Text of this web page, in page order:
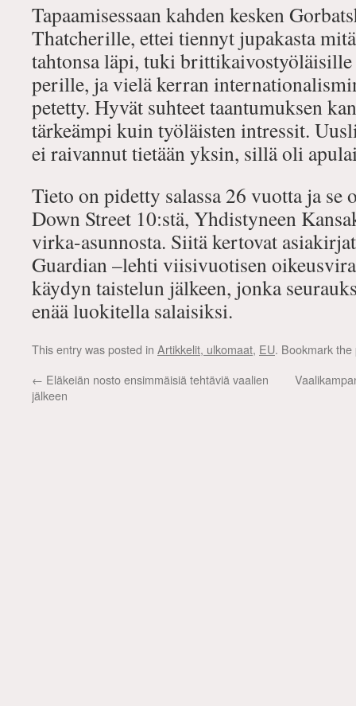
Tapaamisessaan kahden kesken
Thatcherille, ettei tiennyt jupakasta
tahtonsa läpi, tuki brittikaivostyöläisille
perille, ja vielä kerran
petetty. Hyvät suhteet taantumuksen
tärkeämpi kuin työläisten intressit.
ei raivannut tietään yksin, sillä oli
Tieto on pidetty salassa 26 vuotta ja se
Down Street 10:stä, Yhdistyneen
virka-asunnosta. Siitä kertovat
Guardian –lehti viisivuotisen
käydyn taistelun jälkeen, jonka
enää luokitella salaisiksi.
This entry was posted in Artikkelit, ulkomaat, EU. Bookmark the
← Eläkeiän nosto ensimmäisiä tehtäviä vaalien
jälkeen